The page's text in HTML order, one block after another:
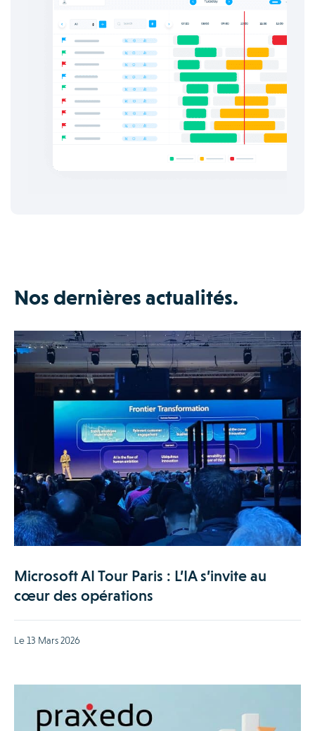
Nos dernières actualités.
Microsoft AI Tour Paris : L’IA s’invite au
cœur des opérations
Le 13 Mars 2026